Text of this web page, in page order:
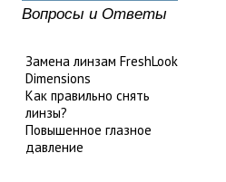
Вопросы и Ответы
Замена линзам FreshLook
Dimensions
Как правильно снять
линзы?
Повышенное глазное
давление